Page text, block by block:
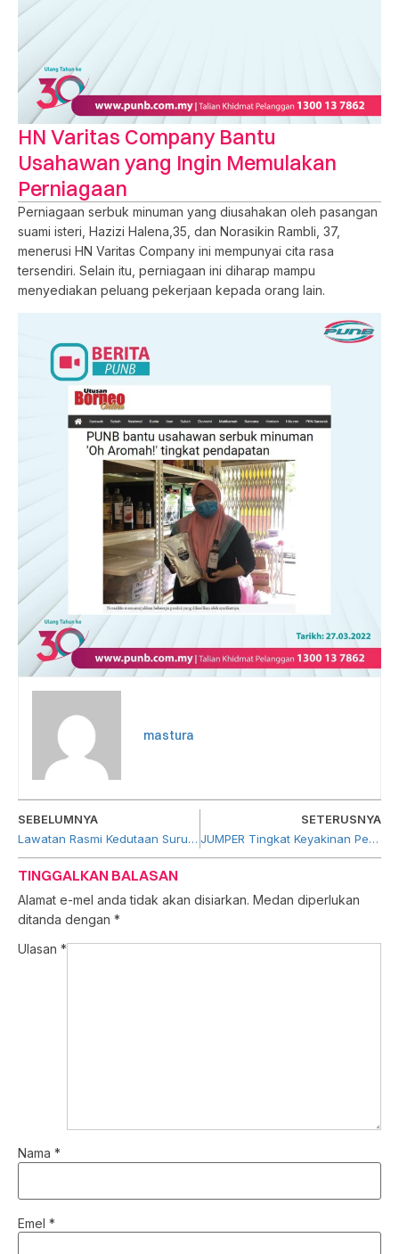
HN Varitas Company Bantu
Usahawan yang Ingin Memulakan
Perniagaan
Perniagaan serbuk minuman yang diusahakan oleh pasangan
suami isteri, Hazizi Halena,35, dan Norasikin Rambli, 37,
menerusi HN Varitas Company ini mempunyai cita rasa
tersendiri. Selain itu, perniagaan ini diharap mampu
menyediakan peluang pekerjaan kepada orang lain.
mastura
SEBELUMNYA
Lawatan Rasmi Kedutaan Suruhanjaya Tinggi Pakistan ke Ibu Pejabat PUNB
SETERUSNYA
JUMPER Tingkat Keyakinan Pemilik CFC Sarawak
TINGGALKAN BALASAN
Alamat e-mel anda tidak akan disiarkan. Medan diperlukan
ditanda dengan *
Ulasan *
Nama *
Emel *